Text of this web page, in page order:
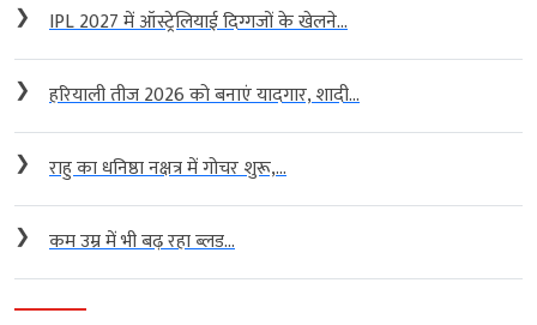
❯ IPL 2027 में ऑस्ट्रेलियाई दिग्गजों के खेलने...
❯ हरियाली तीज 2026 को बनाएं यादगार, शादी...
❯ राहु का धनिष्ठा नक्षत्र में गोचर शुरू,...
❯ कम उम्र में भी बढ़ रहा ब्लड...